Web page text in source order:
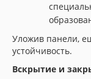
Уложив панели,
устойчивость.
Вскрытие и